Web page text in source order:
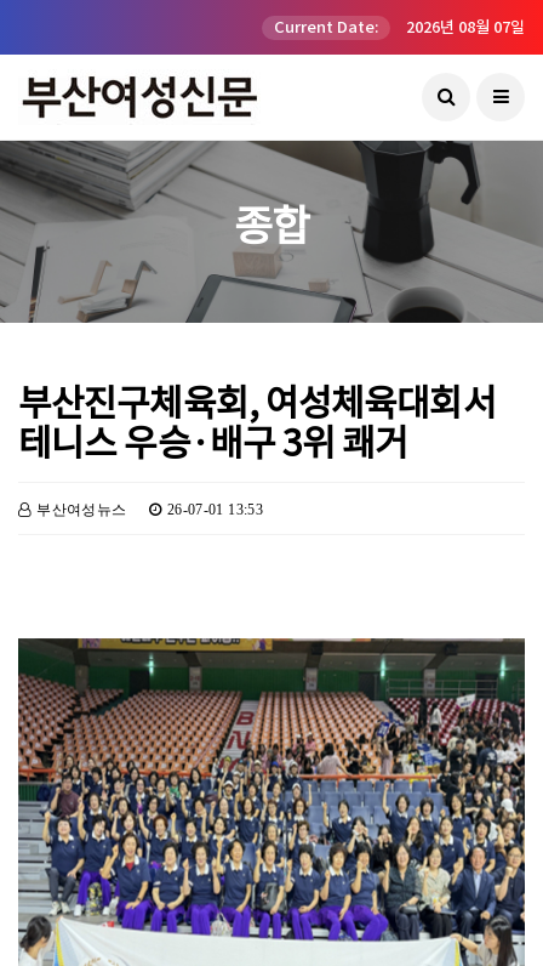
Current Date: 2026년 08월 07일
종합
부산진구체육회, 여성체육대회서
테니스 우승·배구 3위 쾌거
부산여성뉴스 26-07-01 13:53